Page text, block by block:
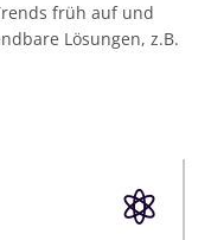
früh auf und
Lösungen, z.B.
